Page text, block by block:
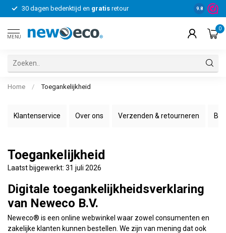
30 dagen bedenktijd en gratis retour Voor
9.8
MENU
0
Home / Toegankelijkheid
Klantenservice Over ons Verzenden & retourneren
Toegankelijkheid
Laatst bijgewerkt: 31 juli 2026
Digitale toegankelijkheidsverklaring
van Neweco B.V.
Neweco® is een online webwinkel waar zowel consumenten en
zakelijke klanten kunnen bestellen. We zijn van mening dat ook